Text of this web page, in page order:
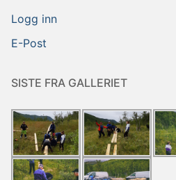
Logg inn
E-Post
SISTE FRA GALLERIET